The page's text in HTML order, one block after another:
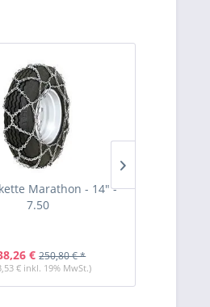
Marathon - 14" -
7.50
€ 250,80 € *
€ inkl. 19% MwSt.)